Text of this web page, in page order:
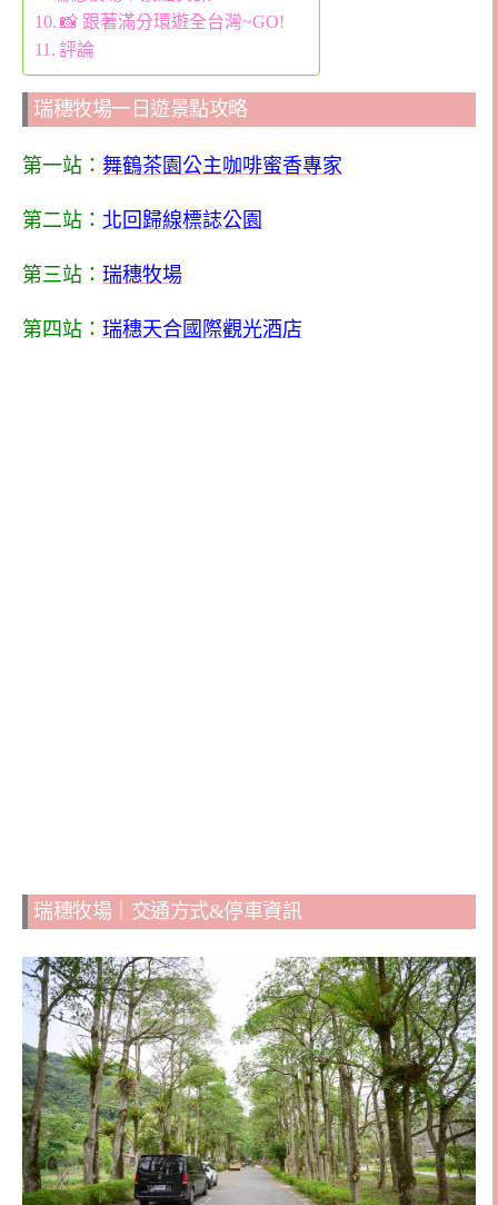
📸 跟著滿分環遊全台灣~GO!
評論
瑞穗牧場一日遊景點攻略
第一站： 舞鶴茶園公主咖啡蜜香專家
第二站： 北回歸線標誌公園
第三站： 瑞穗牧場
第四站： 瑞穗天合國際觀光酒店
瑞穗牧場｜交通方式&停車資訊